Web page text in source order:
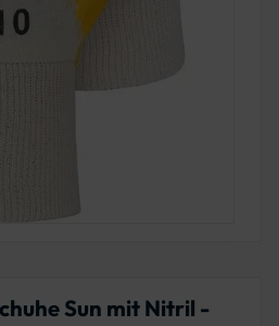
Sun mit Nitril -